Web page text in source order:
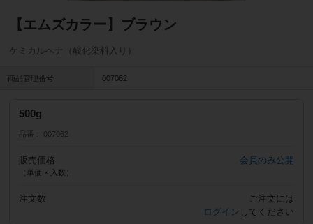
【エムズカラー】ブラウン
ケミカルヘナ（酸化染料入り）
商品管理番号 007062
500g
品番 007062
販売価格
（単価 × 入数）
会員のみ公開
注文数
ご注文には
ログイン してください